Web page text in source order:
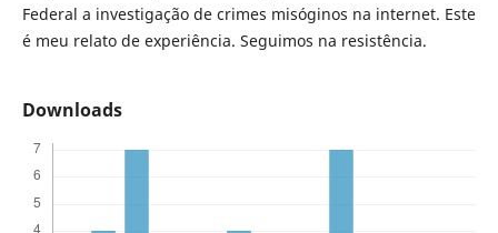
Federal a investigação de crimes misóginos na internet. Este
é meu relato de experiência. Seguimos na resistência.
Downloads